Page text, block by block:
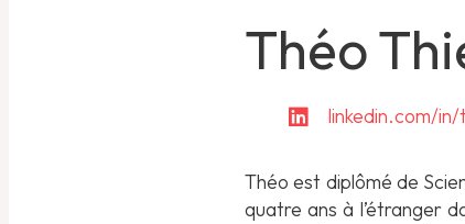
Théo
linkedin.com/
Théo est diplômé de
quatre ans à l’étranger